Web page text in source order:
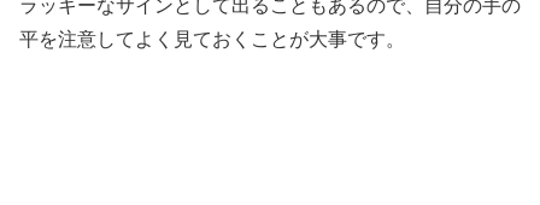
ラッキーなサインとして出ることもあるので、自分の手の
平を注意してよく見ておくことが大事です。